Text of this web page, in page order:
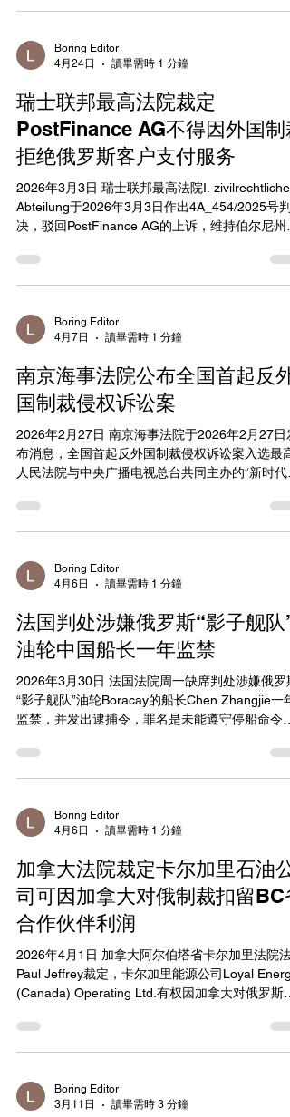
克兰侵略的相关共同外交和安全政策制裁。申请人
事会将其列入制裁名单的决定。 此判决延续了此
T-233/24案的结果，该案于2025年10月22日已认
足。此次T-286/25案中，法院再次审查了理事会重
新采取或维持制裁的依据，认为证据不足以支持限
制措施的合法性。Gutseriev作为莫斯科的知名俄
斯商人，此前因涉嫌从白俄罗斯政权获益而被制
裁。 该判决凸显欧盟法院在审查限制性措施时对
实依据的严格要求，是共同外交和安全政策领域的
重要判例。Gutseriev的制裁已被正式撤销，理事
Boring Editor
4月24日
讀畢需時 1 分鐘
瑞士联邦最高法院裁定
PostFinance AG不得因外国制
拒绝俄罗斯客户支付服务
2026年3月3日 瑞士联邦最高法院I. zivilrechtliche
Abteilung于2026年3月3日作出4A_454/2025号判
决，驳回PostFinance AG的上诉，维持伯尔尼州
与俄罗斯国民A的业务关系，并履行
Grundversorgung（基础供应义务），为其提供国
及Bareinzahlungen（现金缴款）。 A.为俄罗斯公
民，自2005年起定居瑞士，持有B类居留许可并与
俄罗斯人B的侄子，因此被美国OFAC列入
Designated National (SDN)名单并受英国金融制
裁，但在瑞士未受制裁。PostFinance AG于2022
12月为其开立瑞士法郎账户后不久以制裁风险为由
终止关系，客户随后提起诉讼要求继续服务。 法
在Erwägungen中指出，PostFinance AG作为依据
Boring Editor
4月7日
讀畢需時 1 分鐘
南京海事法院公布全国首起反外
国制裁侵权诉讼案
2026年2月27日 南京海事法院于2026年2月27日
布消息，全国首起反外国制裁侵权诉讼案入选最高
人民法院与中央广播电视总台共同主办的“新时代
《中华人民共和国反外国制裁法》为依据提起的反
对外国单边制裁侵权诉讼，法院通过司法实践破除
效法律救济途径。 本案涉及外国单边制裁下的船
建造合同纠纷。南京海事法院主审法官沈燕介绍，
企业运营影响最小的扣船措施，并在法定答辩期内
全面审查案情。被告公司主动放弃伦敦仲裁，双方
申请法院组织调解，最终在39天内就船舶建造款项
支付、汇率换算、履行方式及相关证书交付等达成
一致，实现纠纷实质性化解。 该案裁判彰显了中
维护多边贸易体系的坚定立场，同时为构建公平合
充实了反外国制裁法律“工具箱”，避免了可能引发
复杂国际司法冲突，切实维护了国际国内供应链产
似纠纷提供了中国法治方案。...
Boring Editor
4月6日
讀畢需時 1 分鐘
法国判处涉嫌俄罗斯“影子舰队”
油轮中国船长一年监禁
2026年3月30日 法国法院周一缺席判处涉嫌俄罗
“影子舰队”油轮Boracay的船长Chen Zhangjie一年
监禁，并发出逮捕令，罪名是未能遵守停船命令。
该油轮去年9月被法国海军登船检查后释放，俄罗
总统Vladimir Putin当时谴责此举为“海盗行为”。
西方因俄罗斯入侵乌克兰而实施的制裁，运输俄罗
斯石油。登船时船上有两名俄罗斯私人保安公司雇
院认为船长违反了停船指令。 Boracay号还与去年
丹麦上空的神秘无人机飞行事件有关，这是欧洲多
国指责俄罗斯的一系列无人机目击事件之一，但尚
未确立正式联系。欧盟目前已将598艘涉嫌属于“影
子舰队”的船只列入禁止进入欧洲港口和海事服务
名单。
https://www.france24.com/en/europe/20260330-
france-hands-captain-of-suspected-russian-
shadow-fleet-tan
Boring Editor
4月6日
讀畢需時 1 分鐘
加拿大法院裁定卡尔加里石油公
司可因加拿大对俄制裁扣留BC
合作伙伴利润
2026年4月1日 加拿大阿尔伯塔省卡尔加里法院法
Paul Jeffrey裁定，卡尔加里能源公司Loyal Energy
(Canada) Operating Ltd.有权因加拿大对俄罗斯入
Cardium Oil Inc.支付联合油气项目的利润。该裁
驳回了RN Cardium Oil Inc.针对Loyal Energy
2022年11月起停止支付对方30%的收益份额。 双
自2020年起开展联合油气井开发项目，RN
Boring Editor
3月11日
讀畢需時 3 分鐘